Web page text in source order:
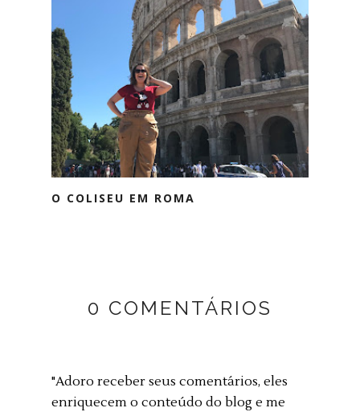
O COLISEU EM ROMA
0 COMENTÁRIOS
"Adoro receber seus comentários, eles
enriquecem o conteúdo do blog e me